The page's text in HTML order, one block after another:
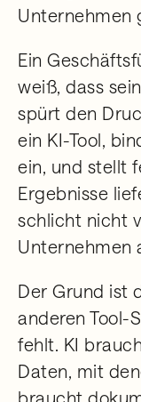
Unternehmen
Ein
weiß, dass
spürt den
ein KI-Tool,
ein, und stellt
Ergebnisse
schlicht nicht
Unternehmen
Der Grund ist
anderen Tool-
fehlt. KI
Daten, mit
braucht